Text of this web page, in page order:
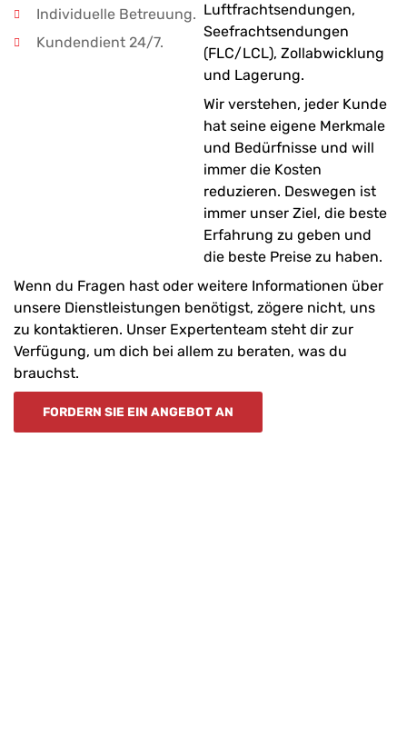
Individuelle Betreuung.
Kundendient 24/7.
Luftfrachtsendungen,
Seefrachtsendungen
(FLC/LCL), Zollabwicklung
und Lagerung.
Wir verstehen, jeder Kunde
hat seine eigene Merkmale
und Bedürfnisse und will
immer die Kosten
reduzieren. Deswegen ist
immer unser Ziel, die beste
Erfahrung zu geben und
die beste Preise zu haben.
Wenn du Fragen hast oder weitere Informationen über
unsere Dienstleistungen benötigst, zögere nicht, uns
zu kontaktieren. Unser Expertenteam steht dir zur
Verfügung, um dich bei allem zu beraten, was du
brauchst.
FORDERN SIE EIN ANGEBOT AN